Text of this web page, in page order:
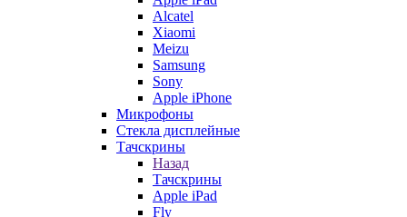
Alcatel
Xiaomi
Meizu
Samsung
Sony
Apple iPhone
Микрофоны
Стекла дисплейные
Тачскрины
Назад
Тачскрины
Apple iPad
Fly